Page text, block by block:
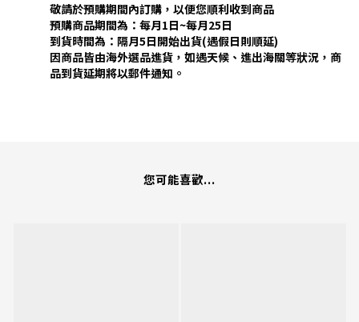
敬請於預購期間內訂購，以便您順利收到商品
預購商品期間為：每月1日~每月25日
到貨時間為：隔月5日開始出貨(遇假日則順延)
因商品皆由海外選品進貨，如遇天候、進出海關等狀況，商
品到貨延期將以郵件通知。
您可能喜歡...